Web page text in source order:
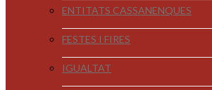
ENTITATS CASSANENQUES
FESTES I FIRES
IGUALTAT